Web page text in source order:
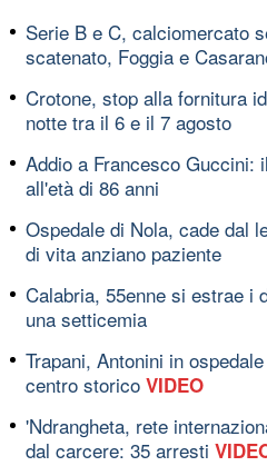
Serie B e C, calciomercato
scatenato, Foggia e
Crotone, stop alla fornitura
notte tra il 6 e il 7 agosto
Addio a Francesco Guccini:
all'età di 86 anni
Ospedale di Nola, cade dal
di vita anziano paziente
Calabria, 55enne si estrae i
una setticemia
Trapani, Antonini in
centro storico VIDEO
'Ndrangheta, rete
dal carcere: 35 arresti